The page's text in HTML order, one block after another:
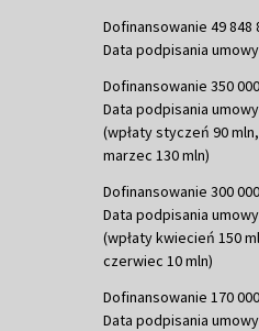
Dofinansowanie 49 848
Data podpisania
Dofinansowanie 350
Data podpisania
(wpłaty styczeń 90
marzec 130 mln)
Dofinansowanie 300
Data podpisania
(wpłaty kwiecień 150
czerwiec 10 mln)
Dofinansowanie 170
Data podpisania